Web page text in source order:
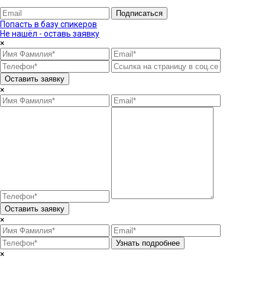
Подписаться
Попасть в базу спикеров
Не нашёл - оставь заявку
×
Оставить заявку
×
Оставить заявку
×
Узнать подробнее
×